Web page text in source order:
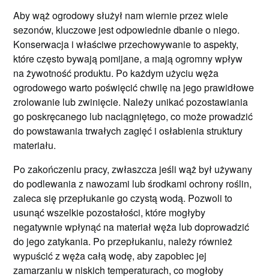
Aby wąż ogrodowy służył nam wiernie przez wiele
sezonów, kluczowe jest odpowiednie dbanie o niego.
Konserwacja i właściwe przechowywanie to aspekty,
które często bywają pomijane, a mają ogromny wpływ
na żywotność produktu. Po każdym użyciu węża
ogrodowego warto poświęcić chwilę na jego prawidłowe
zrolowanie lub zwinięcie. Należy unikać pozostawiania
go poskręcanego lub naciągniętego, co może prowadzić
do powstawania trwałych zagięć i osłabienia struktury
materiału.
Po zakończeniu pracy, zwłaszcza jeśli wąż był używany
do podlewania z nawozami lub środkami ochrony roślin,
zaleca się przepłukanie go czystą wodą. Pozwoli to
usunąć wszelkie pozostałości, które mogłyby
negatywnie wpłynąć na materiał węża lub doprowadzić
do jego zatykania. Po przepłukaniu, należy również
wypuścić z węża całą wodę, aby zapobiec jej
zamarzaniu w niskich temperaturach, co mogłoby